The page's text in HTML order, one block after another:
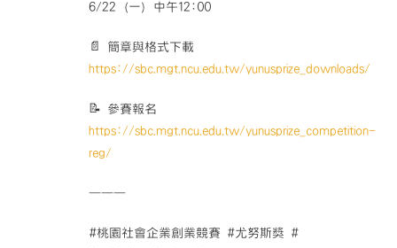
6/22（一）中午12:00
📄 簡章與格式下載
https://sbc.mgt.ncu.edu.tw/yunusprize_downloads/
📝 參賽報名
https://sbc.mgt.ncu.edu.tw/yunusprize_competition-
reg/
———
#桃園社會企業創業競賽 #尤努斯獎 #